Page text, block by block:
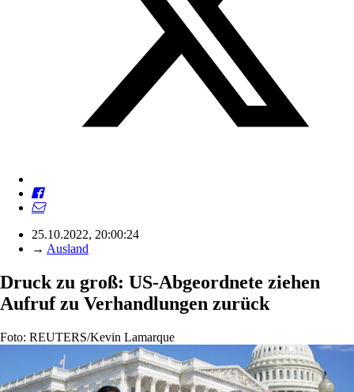
25.10.2022, 20:00:24
→ Ausland
Druck zu groß: US-Abgeordnete ziehen
Aufruf zu Verhandlungen zurück
Foto: REUTERS/Kevin Lamarque